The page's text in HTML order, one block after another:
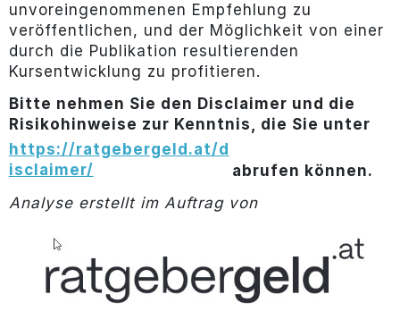
unvoreingenommenen Empfehlung zu
veröffentlichen, und der Möglichkeit von einer
durch die Publikation resultierenden
Kursentwicklung zu profitieren.
Bitte nehmen Sie den Disclaimer und die
Risikohinweise zur Kenntnis, die Sie unter
https://ratgebergeld.at/d
isclaimer/
abrufen können.
Analyse erstellt im Auftrag von